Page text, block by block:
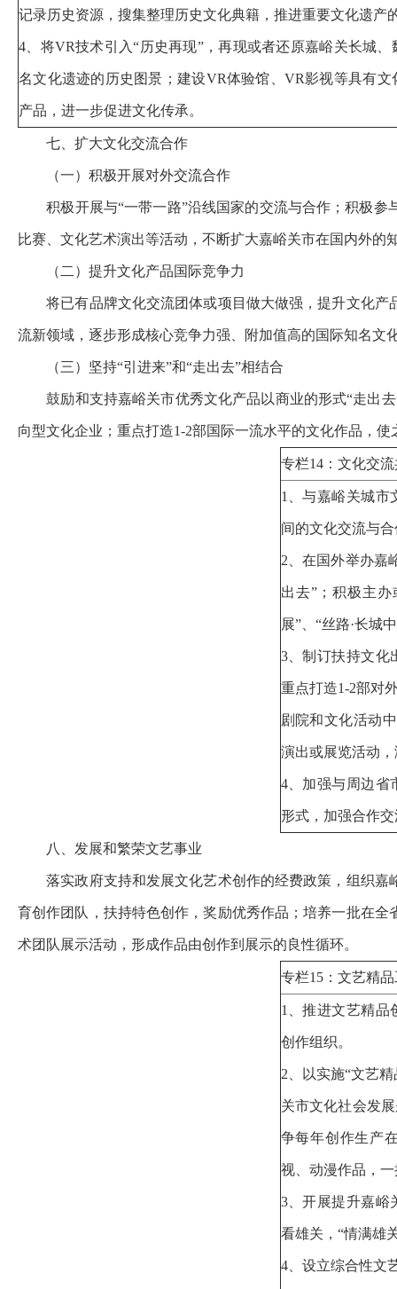
记录历史资源，搜集整理历史文化典籍，推进重要文化遗
4、将VR技术引入“历史再现”，再现或者还原嘉峪关长城
名文化遗迹的历史图景；建设VR体验馆、VR影视等具有文
产品，进一步促进文化传承。
七、扩大文化交流合作
（一）积极开展对外交流合作
积极开展与“一带一路”沿线国家的交流与合作；积极
比赛、文化艺术演出等活动，不断扩大嘉峪关市在国内外
（二）提升文化产品国际竞争力
将已有品牌文化交流团体或项目做大做强，提升文化
流新领域，逐步形成核心竞争力强、附加值高的国际知名文
（三）坚持“引进来”和“走出去”相结合
鼓励和支持嘉峪关市优秀文化产品以商业的形式“走出
向型文化企业；重点打造1-2部国际一流水平的文化作品，使
专栏14：文化交
1、与嘉峪关城市
间的文化交流与
2、在国外举办嘉
出去”；积极主
展”、“丝路·长城
3、制订扶持文化
重点打造1-2部对
剧院和文化活动
演出或展览活动
4、加强与周边省
形式，加强合作
八、发展和繁荣文艺事业
落实政府支持和发展文化艺术创作的经费政策，组织
育创作团队，扶持特色创作，奖励优秀作品；培养一批在
术团队展示活动，形成作品由创作到展示的良性循环。
专栏15：文艺精
1、推进文艺精品
创作组织。
2、以实施“文艺
关市文化社会发
争每年创作生产
视、动漫作品，
3、开展提升嘉峪
看雄关，“情满雄
4、设立综合性文